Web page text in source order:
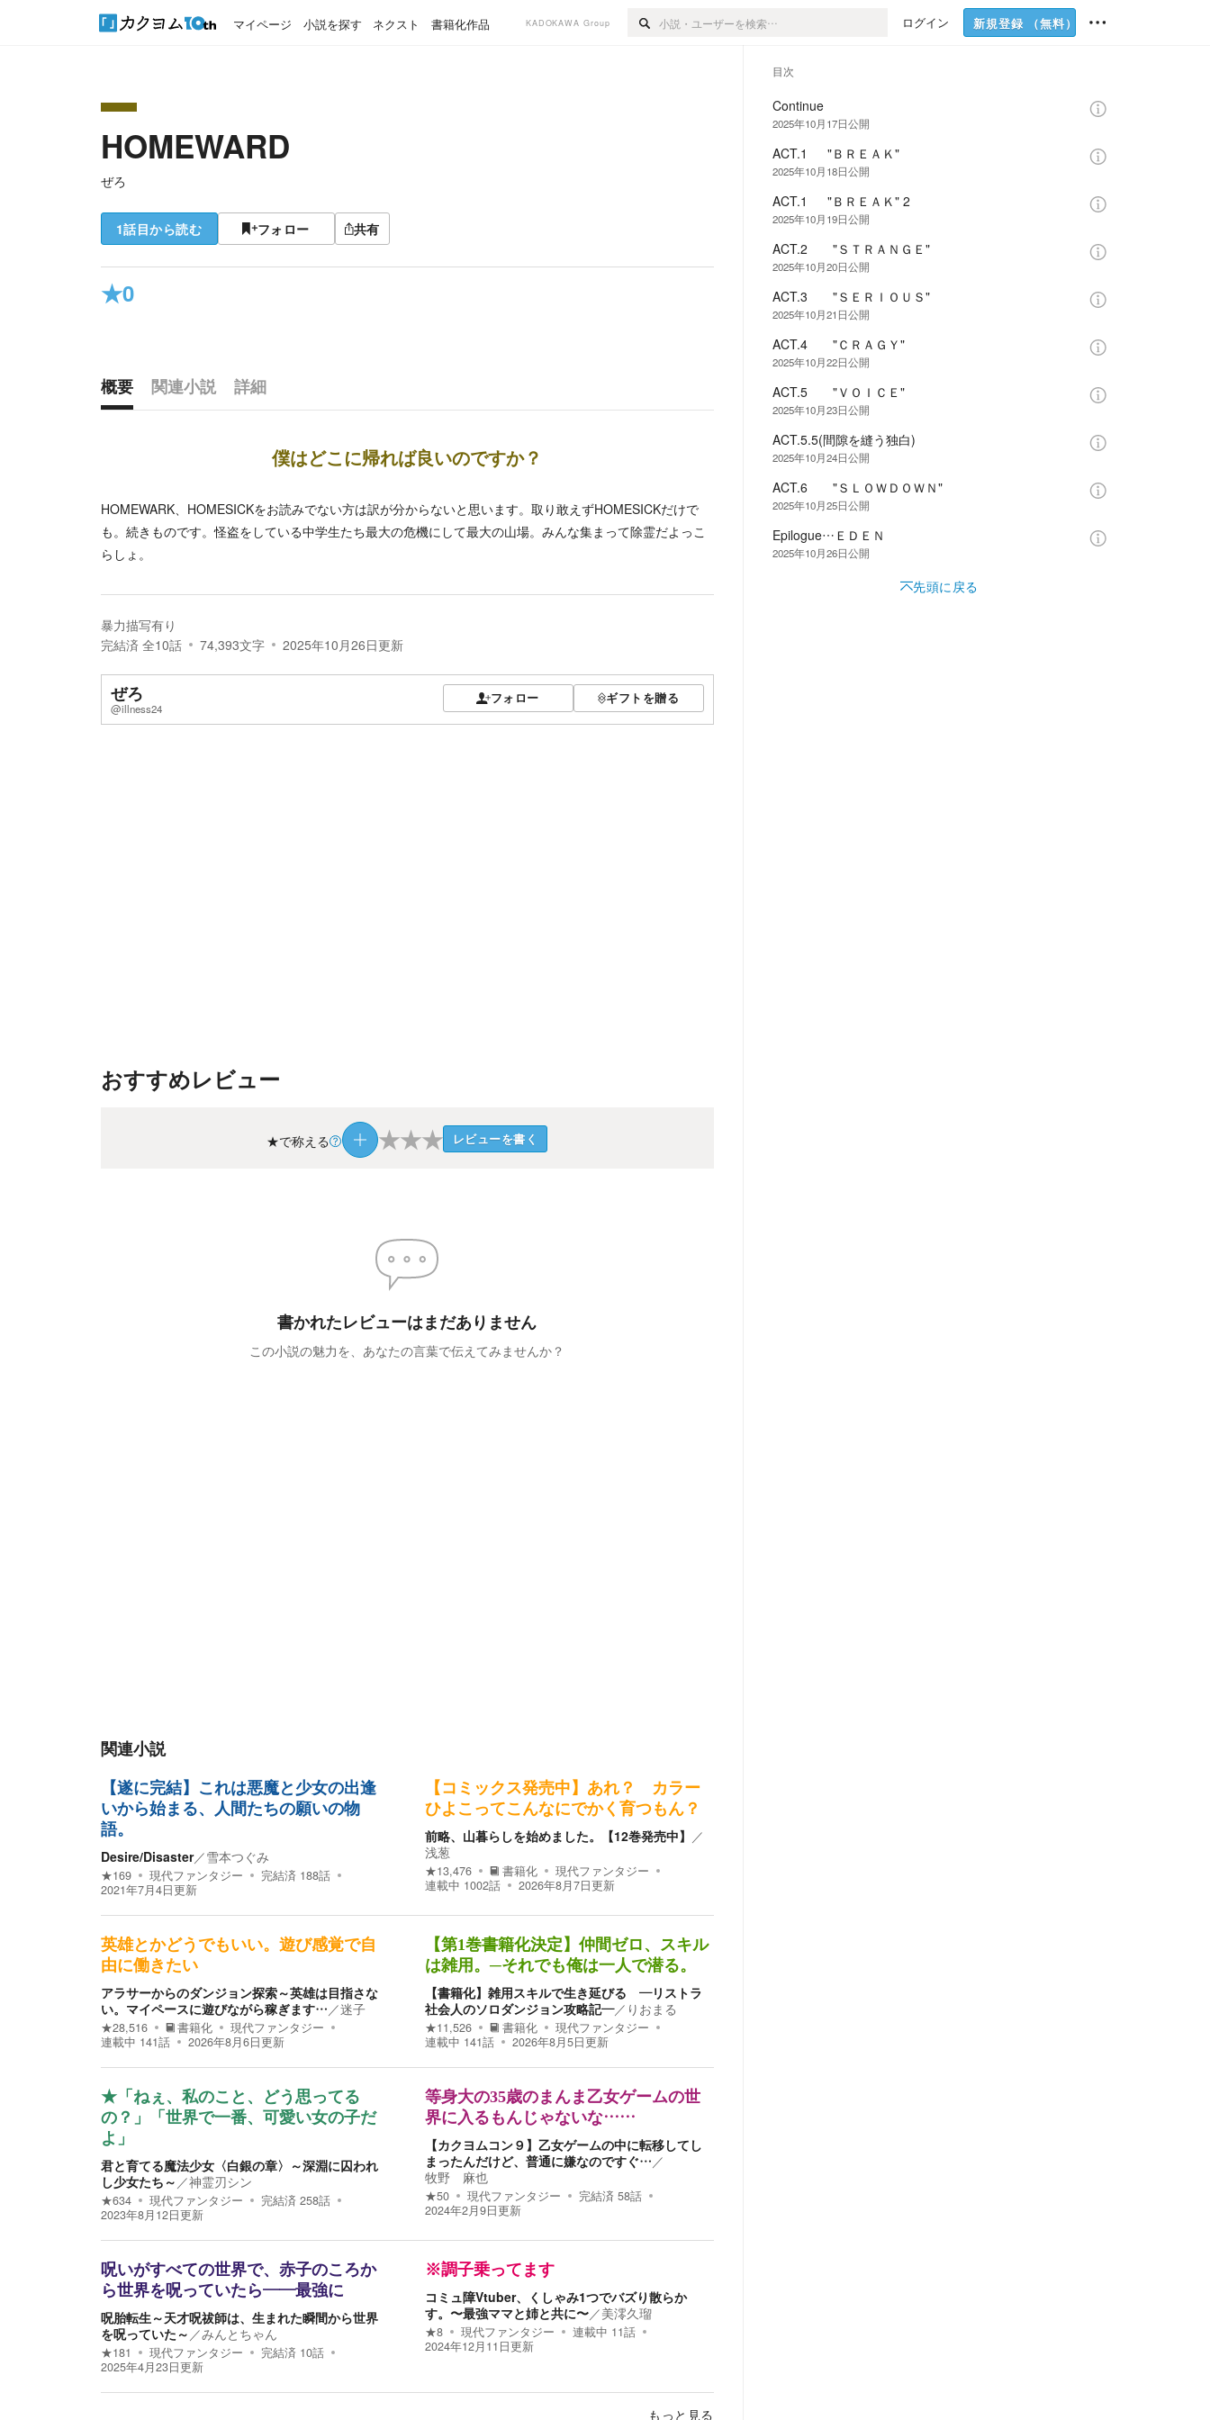
マイページ 小説を探す ネクスト 書籍化作品 KADOKAWA Group ログイン 新規登録 （無料）
HOMEWARD
ぜろ
1話目から読む フォロー 共有
★0
概要 関連小説
詳細
僕はどこに帰れば良いのですか？
HOMEWARK、HOMESICKをお読みでない方は訳が分からないと思います。取り敢えずHOMESICKだけで
も。続きものです。怪盗をしている中学生たち最大の危機にして最大の山場。みんな集まって除霊だよっこ
らしょ。
暴力描写有り
完結済 全10話 74,393文字 2025年10月26日更新
ぜろ
@illness24
フォロー ギフトを贈る
おすすめレビュー
★で称える ★★★ レビューを書く
書かれたレビューはまだありません
この小説の魅力を、あなたの言葉で伝えてみませんか？
関連小説
【遂に完結】これは悪魔と少女の出逢
いから始まる、人間たちの願いの物
語。
Desire/Disaster／雪本つぐみ
★169 現代ファンタジー 完結済 188話
2021年7月4日更新
【コミックス発売中】あれ？ カラー
ひよこってこんなにでかく育つもん？
前略、山暮らしを始めました。【12巻発売中】 ／
浅葱
★13,476 書籍化
現代ファンタジー
連載中 1002話 2026年8月7日更新
英雄とかどうでもいい。遊び感覚で自
由に働きたい
アラサーからのダンジョン探索～英雄は目指さな
い。マイペースに遊びながら稼ぎます…／迷子
★28,516 書籍化
現代ファンタジー
連載中 141話 2026年8月6日更新
【第1巻書籍化決定】仲間ゼロ、スキル
は雑用。─それでも俺は一人で潜る。
【書籍化】雑用スキルで生き延びる ―リストラ
社会人のソロダンジョン攻略記―／ りおまる
★11,526 書籍化
現代ファンタジー
連載中 141話 2026年8月5日更新
★「ねぇ、私のこと、どう思ってる
の？」「世界で一番、可愛い女の子だ
よ」
君と育てる魔法少女〈白銀の章〉～深淵に囚われ
し少女たち～ ／神霊刃シン
★634 現代ファンタジー 完結済 258話
2023年8月12日更新
等身大の35歳のまんま乙女ゲームの世
界に入るもんじゃないな……
【カクヨムコン９】乙女ゲームの中に転移してし
まったんだけど、普通に嫌なのですぐ…／
牧野 麻也
★50 現代ファンタジー 完結済 58話
2024年2月9日更新
呪いがすべての世界で、赤子のころか
ら世界を呪っていたら――最強に
呪胎転生～天才呪祓師は、生まれた瞬間から世界
を呪っていた～ ／みんとちゃん
★181 現代ファンタジー 完結済 10話
2025年4月23日更新
※調子乗ってます
コミュ障Vtuber、くしゃみ1つでバズり散らか
す。〜最強ママと姉と共に〜／美澪久瑠
★8 現代ファンタジー 連載中 11話
2024年12月11日更新
もっと見る
目次
Continue
2025年10月17日公開
ACT.1 "ＢＲＥＡＫ"
2025年10月18日公開
ACT.1 "ＢＲＥＡＫ" 2
2025年10月19日公開
ACT.2 "ＳＴＲＡＮＧＥ"
2025年10月20日公開
ACT.3 "ＳＥＲＩＯＵＳ"
2025年10月21日公開
ACT.4 "ＣＲＡＧＹ"
2025年10月22日公開
ACT.5 "ＶＯＩＣＥ"
2025年10月23日公開
ACT.5.5(間隙を縫う独白)
2025年10月24日公開
ACT.6 "ＳＬＯＷＤＯＷＮ"
2025年10月25日公開
Epilogue…ＥＤＥＮ
2025年10月26日公開
先頭に戻る